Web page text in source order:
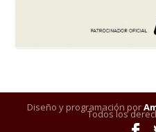
Diseño y programación por
Todos los